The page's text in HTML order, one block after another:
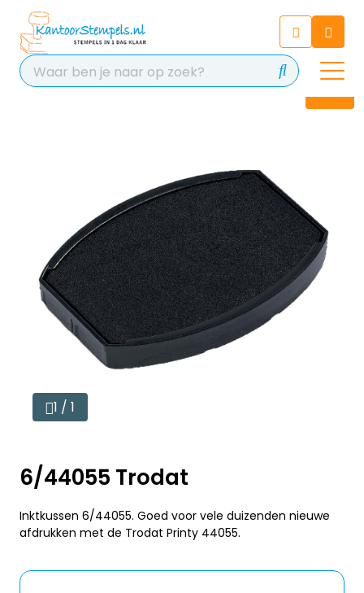
Chat 24/7 met onze chatbot
voor hulp
Contact
1 / 1
6/44055 Trodat
Inktkussen 6/44055. Goed voor vele duizenden nieuwe
afdrukken met de Trodat Printy 44055.